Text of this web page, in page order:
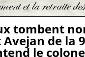
tombent
Avejan de la
le